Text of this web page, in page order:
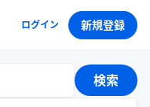
ログイン 新規登録
検索